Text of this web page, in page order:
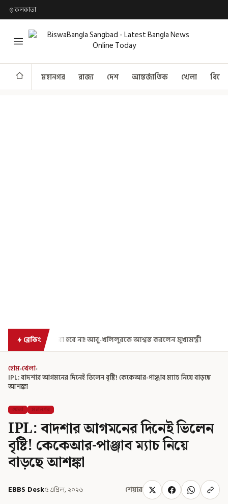
কলকাতা
মহানগর রাজ্য দেশ আন্তর্জাতিক খেলা
ব্রেকিং
না! আবু-খলিলুরকে আশ্বস্ত করলেন মুখ্যমন্ত্রী এগিয়ে গেল আরও একধাপ,
হোম›খেলা›
IPL: বাদশার আগমনের দিনেই ভিলেন বৃষ্টি! কেকেআর-পাঞ্জাব ম্যাচ নিয়ে বাড়ছে
আশঙ্কা
খেলা মহানগর
IPL: বাদশার আগমনের দিনেই ভিলেন
বৃষ্টি! কেকেআর-পাঞ্জাব ম্যাচ নিয়ে
বাড়ছে আশঙ্কা
EBBS Desk৫ এপ্রিল, ২০২৬ শেয়ার